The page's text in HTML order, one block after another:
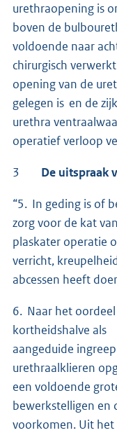
urethraopening is
boven de
voldoende naar
chirurgisch
opening van de
gelegen is en de
urethra
operatief verloop
3 De uitspraak
“5. In geding is of
zorg voor de kat
plaskater operatie
verricht,
abcessen heeft
6. Naar het
aangeduide
urethraalklieren
een voldoende
bewerkstelligen en
voorkomen. Uit het